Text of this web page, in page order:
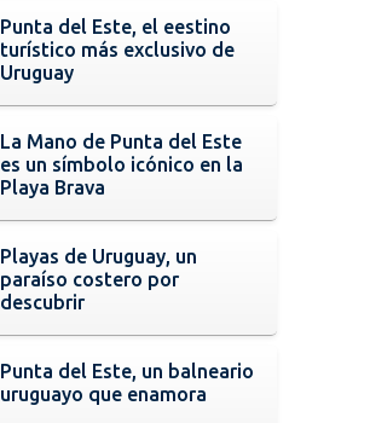
Punta del Este, el eestino
turístico más exclusivo de
Uruguay
La Mano de Punta del Este
es un símbolo icónico en la
Playa Brava
Playas de Uruguay, un
paraíso costero por
descubrir
Punta del Este, un balneario
uruguayo que enamora